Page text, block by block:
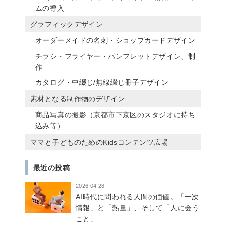
ムの導入
グラフィックデザイン
オーダーメイドの名刺・ショップカードデザイン
チラシ・フライヤー・パンフレットデザイン、制
作
カタログ・中綴じ/無線綴じ冊子デザイン
素材となる制作物のデザイン
商品写真の撮影（京都市下京区のスタジオに持ち
込み等）
ママと子どものためのKidsコンテンツ広場
最近の投稿
2026.04.28
AI時代に問われる人間の価値。「一次
情報」と「熱量」、そして「人に会う
こと」